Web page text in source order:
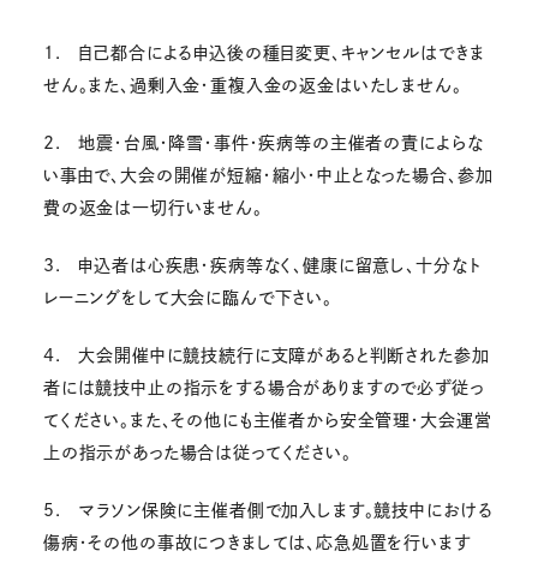
1. 自己都合による申込後の種目変更、キャンセルはできま
せん。また、過剰入金・重複入金の返金はいたしません。
2. 地震・台風・降雪・事件・疾病等の主催者の責によらな
い事由で、大会の開催が短縮・縮小・中止となった場合、参加
費の返金は一切行いません。
3. 申込者は心疾患・疾病等なく、健康に留意し、十分なト
レーニングをして大会に臨んで下さい。
4. 大会開催中に競技続行に支障があると判断された参加
者には競技中止の指示をする場合がありますので必ず従っ
てください。また、その他にも主催者から安全管理・大会運営
上の指示があった場合は従ってください。
5. マラソン保険に主催者側で加入します。競技中における
傷病・その他の事故につきましては、応急処置を行います